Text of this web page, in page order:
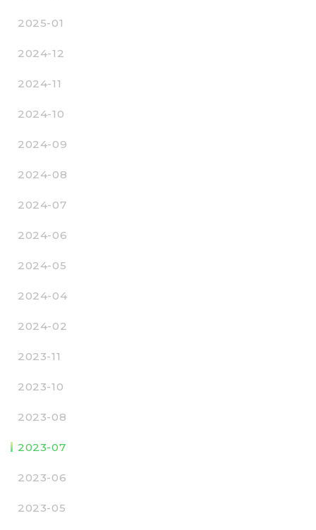
2025-01
2024-12
2024-11
2024-10
2024-09
2024-08
2024-07
2024-06
2024-05
2024-04
2024-02
2023-11
2023-10
2023-08
2023-07
2023-06
2023-05